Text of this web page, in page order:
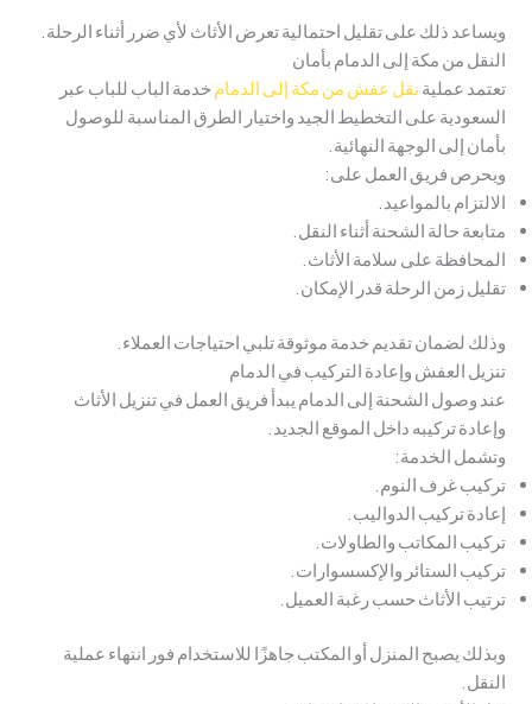
ويساعد ذلك على تقليل احتمالية تعرض الأثاث لأي ضرر أثناء الرحلة.
النقل من مكة إلى الدمام بأمان
تعتمد عملية نقل عفش من مكة إلى الدمام خدمة الباب للباب عبر
السعودية على التخطيط الجيد واختيار الطرق المناسبة للوصول
بأمان إلى الوجهة النهائية.
ويحرص فريق العمل على:
الالتزام بالمواعيد.
متابعة حالة الشحنة أثناء النقل.
المحافظة على سلامة الأثاث.
تقليل زمن الرحلة قدر الإمكان.
وذلك لضمان تقديم خدمة موثوقة تلبي احتياجات العملاء.
تنزيل العفش وإعادة التركيب في الدمام
عند وصول الشحنة إلى الدمام يبدأ فريق العمل في تنزيل الأثاث
وإعادة تركيبه داخل الموقع الجديد.
وتشمل الخدمة:
تركيب غرف النوم.
إعادة تركيب الدواليب.
تركيب المكاتب والطاولات.
تركيب الستائر والإكسسوارات.
ترتيب الأثاث حسب رغبة العميل.
وبذلك يصبح المنزل أو المكتب جاهزًا للاستخدام فور انتهاء عملية
النقل.